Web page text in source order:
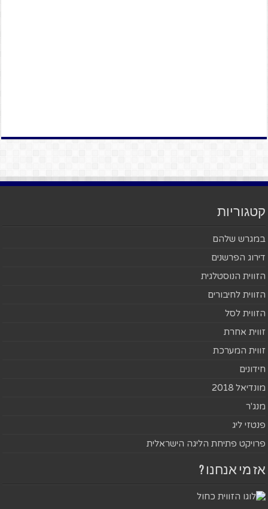
קטגוריות
במגרש שלהם
דירוג הפרשנים
הזווית הנוסטלגית
הזווית לחיבורים
הזווית לסל
זווית אחרת
זווית המערכת
חידונים
מונדיאל 2018
מנג'ר
פנטזי ליג
פרויקט פתיחת הליגה הישראלית
אז מי אנחנו ?